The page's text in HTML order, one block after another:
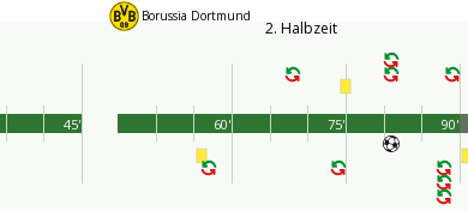
45'
Borussia Dortmund
2. Halbzeit
90'
60' 75'